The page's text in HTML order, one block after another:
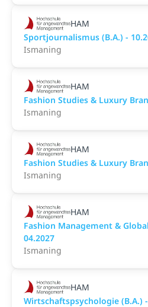
HAM
Sportjournalismus (B.A.) -
Ismaning
HAM
Fashion Studies & Luxury
Ismaning
HAM
Fashion Studies & Luxury
Ismaning
HAM
Fashion Management &
04.2027
Ismaning
HAM
Wirtschaftspsychologie (B.A.)